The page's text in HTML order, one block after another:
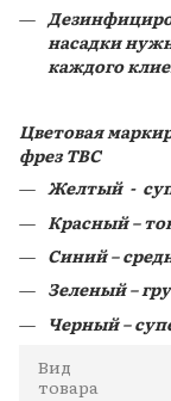
насадки
каждого
Цветовая
фрез ТВС
Желтый -
Красный –
Синий –
Зеленый –
Черный –
Вид
товара